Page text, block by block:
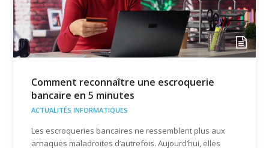
Comment reconnaître une escroquerie
bancaire en 5 minutes
ACTUALITÉS INFORMATIQUES
Les escroqueries bancaires ne ressemblent plus aux
arnaques maladroites d’autrefois. Aujourd’hui, elles